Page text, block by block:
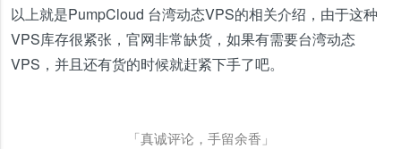
以上就是PumpCloud 台湾动态VPS的相关介绍，由于这种
VPS库存很紧张，官网非常缺货，如果有需要台湾动态
VPS，并且还有货的时候就赶紧下手了吧。
「真诚评论，手留余香」